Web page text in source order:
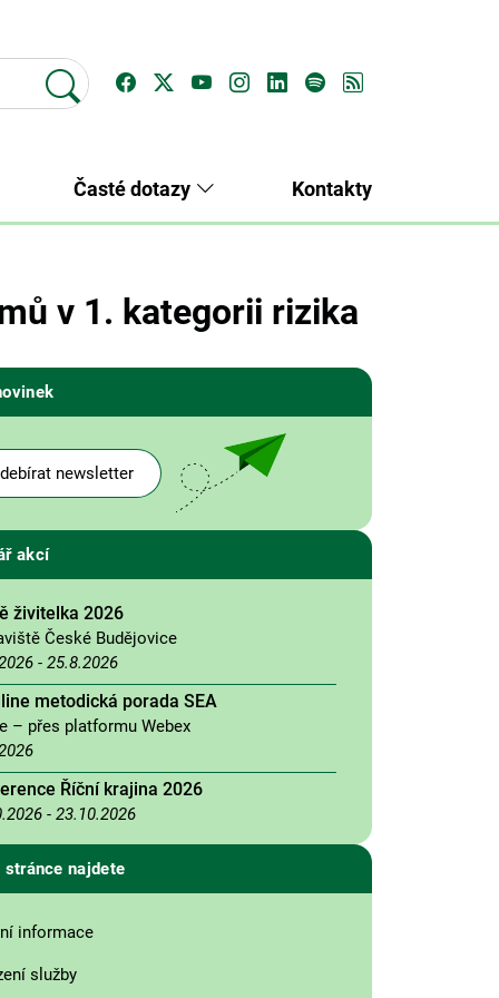
Časté dotazy Kontakty
v 1. kategorii rizika
newsletter
akcí
živitelka 2026
České Budějovice
- 25.8.2026
metodická porada SEA
– přes platformu Webex
Říční krajina 2026
- 23.10.2026
stránce najdete
informace
služby